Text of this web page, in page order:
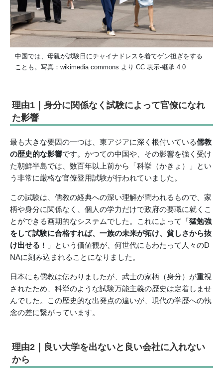
中国では、母親が試験日にチャイナドレスを着てゲン担ぎをする
ことも。写真：wikimedia commons より CC 表示-継承 4.0
理由1｜身分に関係なく試験によって官僚になれ
た影響
最も大きな要因の一つは、東アジアに深く根付いている儒教
の歴史的な影響です。かつての中国や、その影響を強く受け
た朝鮮半島では、数百年以上前から「科挙（かきょ）」とい
う非常に厳格な官僚登用試験が行われていました。
この試験は、儒教の経典への深い理解が問われるもので、家
柄や身分に関係なく、個人の学力だけで政府の要職に就くこ
とができる画期的なシステムでした。これによって「猛勉強
をして試験に合格すれば、一族の未来が拓け、貧しさから抜
け出せる ！」という価値観が、何世代にもわたって人々のD
NAに刻み込まれることになりました。
日本にも儒教は伝わりましたが、武士の家柄（身分）が重視
されたため、科挙のような試験万能主義の歴史は定着しませ
んでした。この歴史的な出発点の違いが、現代の学歴への執
念の差に繋がっています。
理由2｜良い大学を出ないと良い会社に入れない
から